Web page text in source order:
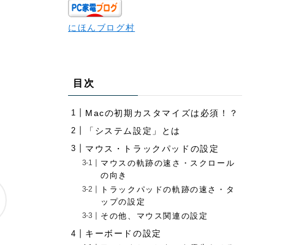
にほんブログ村
目次
Macの初期カスタマイズは必須！？
「システム設定」とは
マウス・トラックパッドの設定
マウスの軌跡の速さ・スクロール
の向き
トラックパッドの軌跡の速さ・タ
ップの設定
その他、マウス関連の設定
キーボードの設定